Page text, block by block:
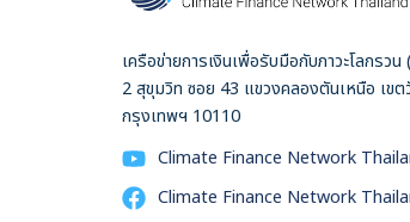
เครือข่ายการเงินเพื่อรับมือกับภาวะโลกรว
2 สุขุมวิท ซอย 43 แขวงคลองตันเหนือ เข
กรุงเทพฯ 10110
Climate Finance Network
Climate Finance Network